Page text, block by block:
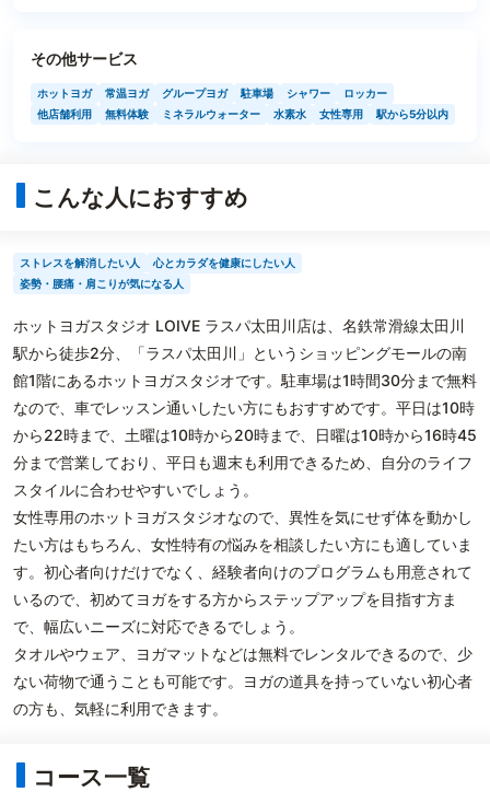
その他サービス
ホットヨガ 常温ヨガ グループヨガ 駐車場 シャワー
ロッカー
他店舗利用
無料体験 ミネラルウォーター 水素水 女性専用 駅から5分以内
こんな人におすすめ
ストレスを解消したい人
心とカラダを健康にしたい人
姿勢・腰痛・肩こりが気になる人
ホットヨガスタジオ LOIVE ラスパ太田川店は、名鉄常滑線太田川
駅から徒歩2分、「ラスパ太田川」というショッピングモールの南
館1階にあるホットヨガスタジオです。駐車場は1時間30分まで無料
なので、車でレッスン通いしたい方にもおすすめです。平日は10時
から22時まで、土曜は10時から20時まで、日曜は10時から16時45
分まで営業しており、平日も週末も利用できるため、自分のライフ
スタイルに合わせやすいでしょう。
女性専用のホットヨガスタジオなので、異性を気にせず体を動かし
たい方はもちろん、女性特有の悩みを相談したい方にも適していま
す。初心者向けだけでなく、経験者向けのプログラムも用意されて
いるので、初めてヨガをする方からステップアップを目指す方ま
で、幅広いニーズに対応できるでしょう。
タオルやウェア、ヨガマットなどは無料でレンタルできるので、少
ない荷物で通うことも可能です。ヨガの道具を持っていない初心者
の方も、気軽に利用できます。
コース一覧